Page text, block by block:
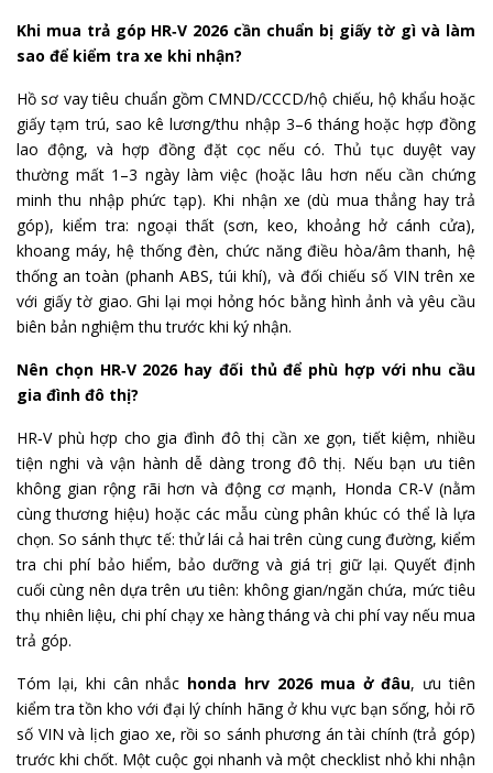
Khi mua trả góp HR‑V 2026 cần chuẩn bị giấy tờ gì và làm
sao để kiểm tra xe khi nhận?
Hồ sơ vay tiêu chuẩn gồm CMND/CCCD/hộ chiếu, hộ khẩu hoặc
giấy tạm trú, sao kê lương/thu nhập 3–6 tháng hoặc hợp đồng
lao động, và hợp đồng đặt cọc nếu có. Thủ tục duyệt vay
thường mất 1–3 ngày làm việc (hoặc lâu hơn nếu cần chứng
minh thu nhập phức tạp). Khi nhận xe (dù mua thẳng hay trả
góp), kiểm tra: ngoại thất (sơn, keo, khoảng hở cánh cửa),
khoang máy, hệ thống đèn, chức năng điều hòa/âm thanh, hệ
thống an toàn (phanh ABS, túi khí), và đối chiếu số VIN trên xe
với giấy tờ giao. Ghi lại mọi hỏng hóc bằng hình ảnh và yêu cầu
biên bản nghiệm thu trước khi ký nhận.
Nên chọn HR‑V 2026 hay đối thủ để phù hợp với nhu cầu
gia đình đô thị?
HR‑V phù hợp cho gia đình đô thị cần xe gọn, tiết kiệm, nhiều
tiện nghi và vận hành dễ dàng trong đô thị. Nếu bạn ưu tiên
không gian rộng rãi hơn và động cơ mạnh, Honda CR‑V (nằm
cùng thương hiệu) hoặc các mẫu cùng phân khúc có thể là lựa
chọn. So sánh thực tế: thử lái cả hai trên cùng cung đường, kiểm
tra chi phí bảo hiểm, bảo dưỡng và giá trị giữ lại. Quyết định
cuối cùng nên dựa trên ưu tiên: không gian/ngăn chứa, mức tiêu
thụ nhiên liệu, chi phí chạy xe hàng tháng và chi phí vay nếu mua
trả góp.
Tóm lại, khi cân nhắc honda hrv 2026 mua ở đâu, ưu tiên
kiểm tra tồn kho với đại lý chính hãng ở khu vực bạn sống, hỏi rõ
số VIN và lịch giao xe, rồi so sánh phương án tài chính (trả góp)
trước khi chốt. Một cuộc gọi nhanh và một checklist nhỏ khi nhận